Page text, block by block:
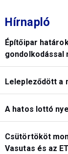
Hírnapló
Építőipar
gondolkodással
Lelepleződött a
A hatos lottó
Csütörtököt
Vasutas és az